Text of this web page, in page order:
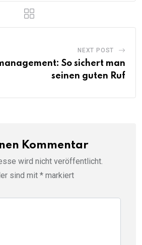
NEXT POST
So sichert man
seinen guten Ruf
Kommentar
wird nicht veröffentlicht.
sind mit * markiert